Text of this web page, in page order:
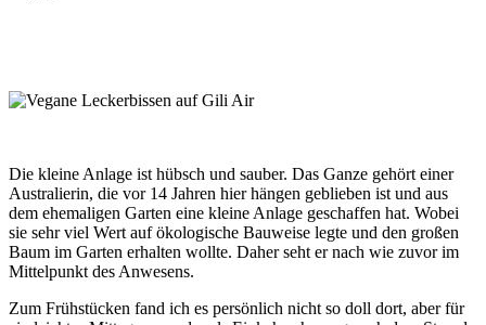
Die kleine Anlage ist hübsch und sauber. Das Ganze gehört einer
Australierin, die vor 14 Jahren hier hängen geblieben ist und aus
dem ehemaligen Garten eine kleine Anlage geschaffen hat. Wobei
sie sehr viel Wert auf ökologische Bauweise legte und den großen
Baum im Garten erhalten wollte. Daher seht er nach wie zuvor im
Mittelpunkt des Anwesens.
Zum Frühstücken fand ich es persönlich nicht so doll dort, aber für